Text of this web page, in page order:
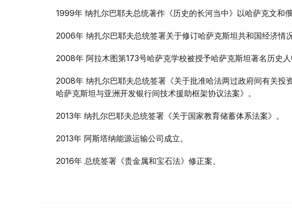
1999年 纳扎尔巴耶夫总统著作《历史的长河当中》以哈萨克文和俄
2006年 纳扎尔巴耶夫总统签署关于修订哈萨克斯坦共和国经济情况
2008年 阿拉木图第173号哈萨克学校被授予哈萨克斯坦著名历史人
2008年 纳扎尔巴耶夫总统签署《关于批准哈法两过政府间有关投
哈萨克斯坦与亚洲开发银行间技术援助框架协议法案》。
2013年 纳扎尔巴耶夫总统签署《关于国家教育储蓄体系法案》。
2013年 阿斯塔纳能源运输公司成立。
2016年 总统签署《贵金属和宝石法》修正案。